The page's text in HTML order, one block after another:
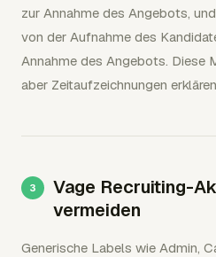
zur Annahme des Angebots,
von der Aufnahme des
Annahme des Angebots. Diese
aber Zeitaufzeichnungen
Vage Recruiting-
vermeiden
Generische Labels wie Admin,